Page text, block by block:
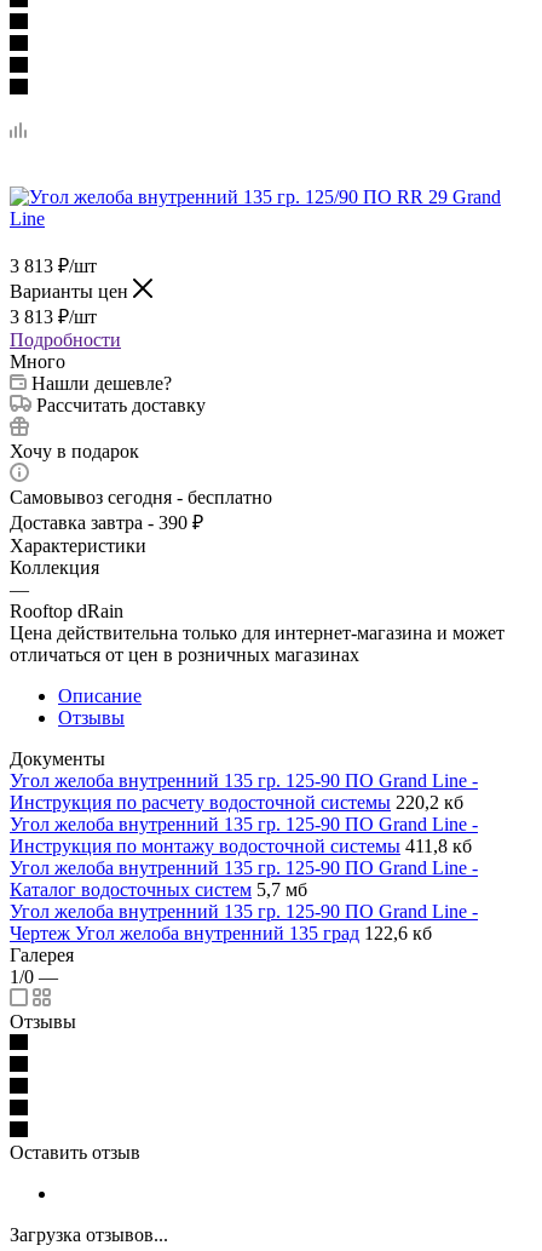
3 813 ₽/шт
Варианты цен
3 813 ₽/шт
Подробности
Много
Нашли дешевле?
Рассчитать доставку
Хочу в подарок
Самовывоз сегодня - бесплатно
Доставка завтра - 390 ₽
Характеристики
Коллекция
—
Rooftop dRain
Цена действительна только для интернет-магазина и может
отличаться от цен в розничных магазинах
Описание
Отзывы
Документы
Угол желоба внутренний 135 гр. 125-90 ПО Grand Line -
Инструкция по расчету водосточной системы 220,2 кб
Угол желоба внутренний 135 гр. 125-90 ПО Grand Line -
Инструкция по монтажу водосточной системы 411,8 кб
Угол желоба внутренний 135 гр. 125-90 ПО Grand Line -
Каталог водосточных систем 5,7 мб
Угол желоба внутренний 135 гр. 125-90 ПО Grand Line -
Чертеж Угол желоба внутренний 135 град 122,6 кб
Галерея
1/0 —
Отзывы
Оставить отзыв
Загрузка отзывов...